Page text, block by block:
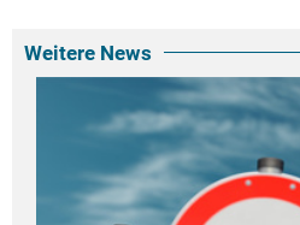
Weitere News